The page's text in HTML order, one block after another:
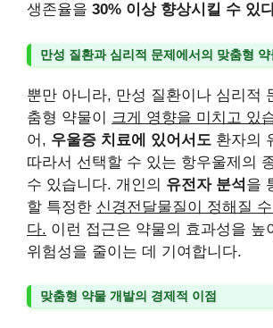
생존율을 30% 이상 향상시킬 수 있
만성 질환과 심리적 문제에서의 맞춤형 약
뿐만 아니라, 만성 질환이나 심리적
춤형 약물이 크게 영향을 미치고 있
어, 우울증 치료에 있어서도 환자의
따라서 선택할 수 있는 항우울제의
수 있습니다. 개인의 유전자 분석 을
할 특정한 신경전달물질이 정해질
다. 이런 접근은 약물의 효과성을 높
위험성을 줄이는 데 기여합니다.
맞춤형 약물 개발의 경제적 이점